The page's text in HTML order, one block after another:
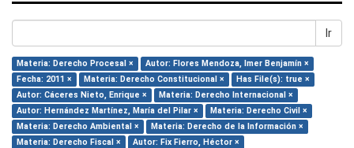
Ir
Materia: Derecho Procesal ×
Autor: Flores Mendoza, Imer Benjamín ×
Fecha: 2011 ×
Materia: Derecho Constitucional ×
Has File(s): true ×
Autor: Cáceres Nieto, Enrique ×
Materia: Derecho Internacional ×
Autor: Hernández Martínez, María del Pilar ×
Materia: Derecho Civil ×
Materia: Derecho Ambiental ×
Materia: Derecho de la Información ×
Materia: Derecho Fiscal ×
Autor: Fix Fierro, Héctor ×